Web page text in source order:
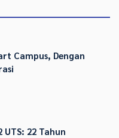
Campus, Dengan
UTS: 22 Tahun